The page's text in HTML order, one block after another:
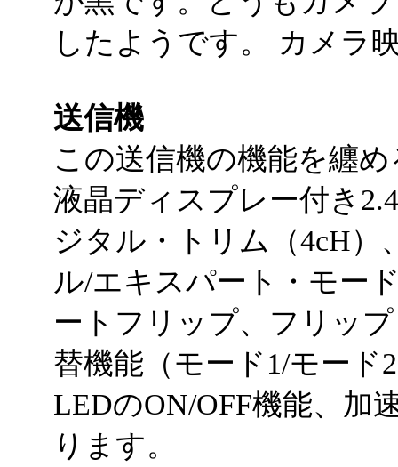
したようです。 カメラ
送信機
この送信機の機能を纏
液晶ディスプレー付き
ジタル・トリム（4cH
ル/エキスパート・モー
ートフリップ、フリッ
替機能（モード1/モード
LEDのON/OFF機能、加
ります。